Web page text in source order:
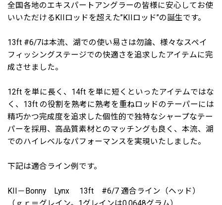
全国各地のエキスパートアングラーの皆様に安心してお使
いいただけるKIIロッドを超えた”KIIロッド”の誕生です。
13ft #6/7は本流、湖での使い易さは勿論、様々なスペイ
フィッシングステージでの快適さを追求したアイテムに完
成させました。
12ft を単に長く、14ft を単に短くといったアイテムではな
く、13ft の役割を熟考に熟考を重ねロッドのテーパーには
精巧かつ完成度を追求した個性的で独特なシャープなテー
パーを採用、高品質素材とのマッチングも良く、本流、湖
でのハイレベルなパフォーマンスを実現いたしました。
下記は適合ライン例です。
KII－Bonny Lynx 13ft #6/7 適合ライン（ヘッド）